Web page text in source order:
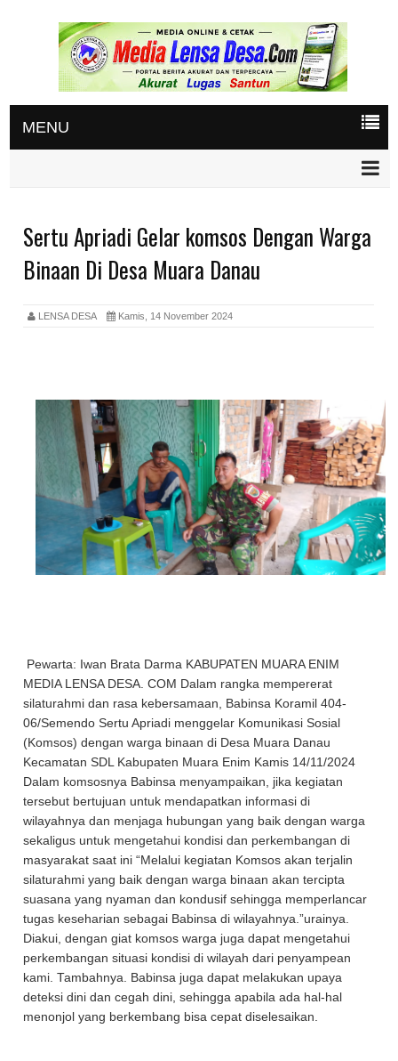
MENU
Sertu Apriadi Gelar komsos Dengan Warga
Binaan Di Desa Muara Danau
LENSA DESA Kamis, 14 November 2024
Pewarta: Iwan Brata Darma KABUPATEN MUARA ENIM
MEDIA LENSA DESA. COM Dalam rangka mempererat
silaturahmi dan rasa kebersamaan, Babinsa Koramil 404-
06/Semendo Sertu Apriadi menggelar Komunikasi Sosial
(Komsos) dengan warga binaan di Desa Muara Danau
Kecamatan SDL Kabupaten Muara Enim Kamis 14/11/2024
Dalam komsosnya Babinsa menyampaikan, jika kegiatan
tersebut bertujuan untuk mendapatkan informasi di
wilayahnya dan menjaga hubungan yang baik dengan warga
sekaligus untuk mengetahui kondisi dan perkembangan di
masyarakat saat ini “Melalui kegiatan Komsos akan terjalin
silaturahmi yang baik dengan warga binaan akan tercipta
suasana yang nyaman dan kondusif sehingga memperlancar
tugas keseharian sebagai Babinsa di wilayahnya.”urainya.
Diakui, dengan giat komsos warga juga dapat mengetahui
perkembangan situasi kondisi di wilayah dari penyampean
kami. Tambahnya. Babinsa juga dapat melakukan upaya
deteksi dini dan cegah dini, sehingga apabila ada hal-hal
menonjol yang berkembang bisa cepat diselesaikan.